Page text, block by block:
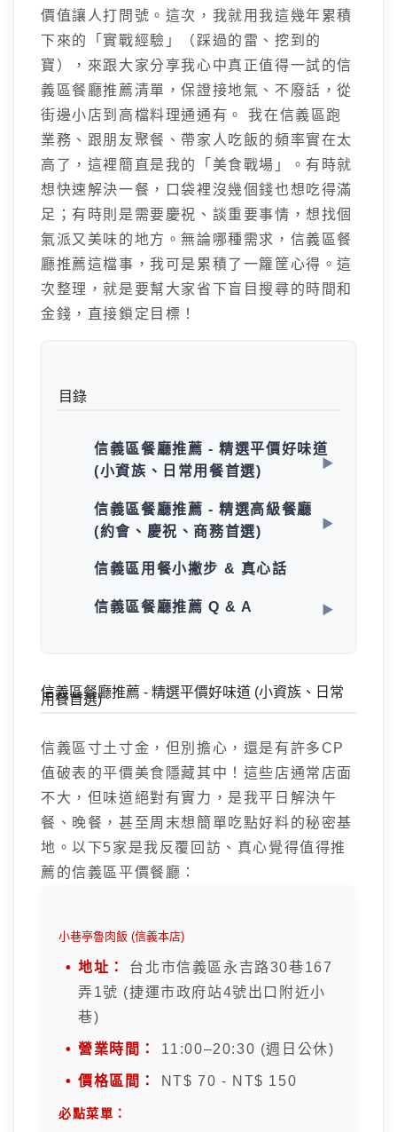
價值讓人打問號。這次，我就用我這幾年累積
下來的「實戰經驗」（踩過的雷、挖到的
寶），來跟大家分享我心中真正值得一試的信
義區餐廳推薦清單，保證接地氣、不廢話，從
街邊小店到高檔料理通通有。 我在信義區跑
業務、跟朋友聚餐、帶家人吃飯的頻率實在太
高了，這裡簡直是我的「美食戰場」。有時就
想快速解決一餐，口袋裡沒幾個錢也想吃得滿
足；有時則是需要慶祝、談重要事情，想找個
氣派又美味的地方。無論哪種需求，信義區餐
廳推薦這檔事，我可是累積了一籮筐心得。這
次整理，就是要幫大家省下盲目搜尋的時間和
金錢，直接鎖定目標！
目錄
信義區餐廳推薦 - 精選平價好味道
(小資族、日常用餐首選)
信義區餐廳推薦 - 精選高級餐廳
(約會、慶祝、商務首選)
信義區用餐小撇步 & 真心話
信義區餐廳推薦 Q & A
信義區餐廳推薦 - 精選平價好味道 (小資族、日常
用餐首選)
信義區寸土寸金，但別擔心，還是有許多CP
值破表的平價美食隱藏其中！這些店通常店面
不大，但味道絕對有實力，是我平日解決午
餐、晚餐，甚至周末想簡單吃點好料的秘密基
地。以下5家是我反覆回訪、真心覺得值得推
薦的信義區平價餐廳：
小巷亭魯肉飯 (信義本店)
地址：
台北市信義區永吉路30巷167
弄1號 (捷運市政府站4號出口附近小
巷)
營業時間： 11:00–20:30 (週日公休)
價格區間： NT$ 70 - NT$ 150
必點菜單：